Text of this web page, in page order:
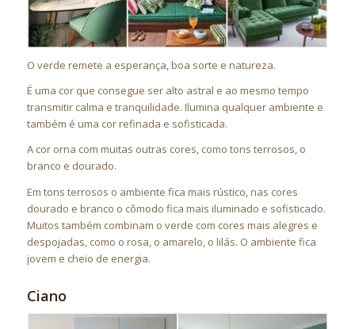
O verde remete a esperança, boa sorte e natureza.
É uma cor que consegue ser alto astral e ao mesmo tempo
transmitir calma e tranquilidade. Ilumina qualquer ambiente e
também é uma cor refinada e sofisticada.
A cor orna com muitas outras cores, como tons terrosos, o
branco e dourado.
Em tons terrosos o ambiente fica mais rústico, nas cores
dourado e branco o cômodo fica mais iluminado e sofisticado.
Muitos também combinam o verde com cores mais alegres e
despojadas, como o rosa, o amarelo, o lilás. O ambiente fica
jovem e cheio de energia.
Ciano